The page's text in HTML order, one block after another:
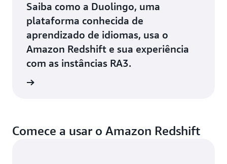
Saiba como a Duolingo, uma
plataforma conhecida de
aprendizado de idiomas, usa o
Amazon Redshift e sua experiência
com as instâncias RA3.
Comece a usar o Amazon Redshift